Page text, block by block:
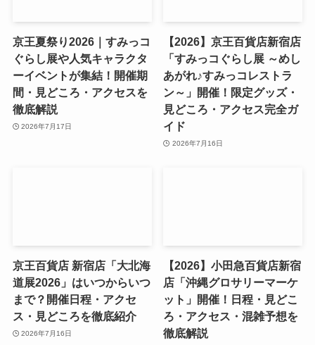
京王夏祭り2026｜すみっコ
ぐらし展や人気キャラクタ
ーイベントが集結！開催期
間・見どころ・アクセスを
徹底解説
2026年7月17日
【2026】京王百貨店新宿店
「すみっコぐらし展 ～めし
あがれ♪すみっコレストラ
ン～」開催！限定グッズ・
見どころ・アクセス完全ガ
イド
2026年7月16日
京王百貨店 新宿店「大北海
道展2026」はいつからいつ
まで？開催日程・アクセ
ス・見どころを徹底紹介
2026年7月16日
【2026】小田急百貨店新宿
店「沖縄グロサリーマーケ
ット」開催！日程・見どこ
ろ・アクセス・混雑予想を
徹底解説